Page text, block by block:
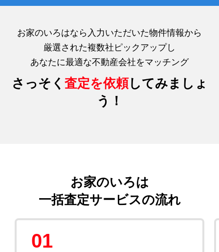
お家のいろはなら入力いただいた物件情報から
厳選された複数社ピックアップし
あなたに最適な不動産会社をマッチング
さっそく 査定を依頼してみましょ
う！
お家のいろは
一括査定サービスの流れ
01